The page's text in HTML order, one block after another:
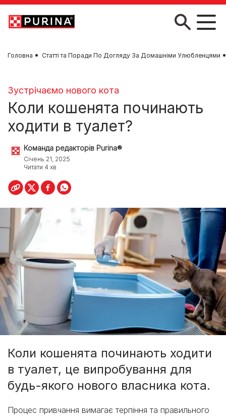
Skip to main content
Головна Статті та Поради По Догляду За Домашніми Улюбленцями
Зустрічаємо нового кота
Коли кошенята починають
ходити в туалет?
Команда редакторів Purina®
Січень 21, 2025
Читати 4 хв
Коли кошенята починають ходити
в туалет, це випробування для
будь-якого нового власника кота.
Процес привчання вимагає терпіння та правильного